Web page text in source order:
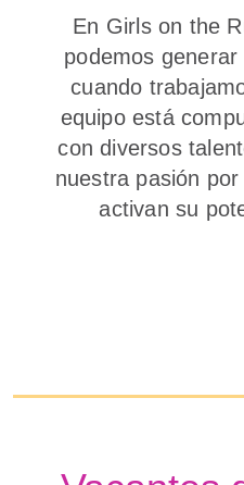
En Girls on the
podemos
cuando
equipo está
con diversos
nuestra pasión
activan su